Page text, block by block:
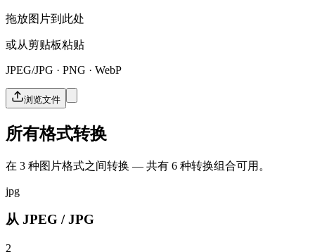
拖放图片到此处
或从剪贴板粘贴
JPEG/JPG · PNG · WebP
浏览文件
所有格式转换
在 3 种图片格式之间转换 — 共有 6 种转换组合可用。
jpg
从 JPEG / JPG
2